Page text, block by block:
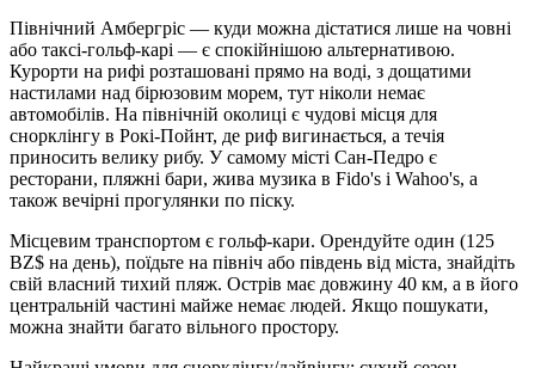
Північний Амбергріс — куди можна дістатися лише на човні
або таксі-гольф-карі — є спокійнішою альтернативою.
Курорти на рифі розташовані прямо на воді, з дощатими
настилами над бірюзовим морем, тут ніколи немає
автомобілів. На північній околиці є чудові місця для
снорклінгу в Рокі-Пойнт, де риф вигинається, а течія
приносить велику рибу. У самому місті Сан-Педро є
ресторани, пляжні бари, жива музика в Fido's і Wahoo's, а
також вечірні прогулянки по піску.
Місцевим транспортом є гольф-кари. Орендуйте один (125
BZ$ на день), поїдьте на північ або південь від міста, знайдіть
свій власний тихий пляж. Острів має довжину 40 км, а в його
центральній частині майже немає людей. Якщо пошукати,
можна знайти багато вільного простору.